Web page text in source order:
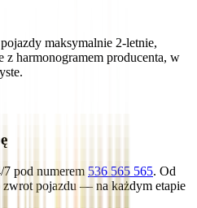
maksymalnie 2-letnie,
z harmonogramem producenta, w
7 pod numerem 536 565 565. Od
zwrot pojazdu — na każdym etapie